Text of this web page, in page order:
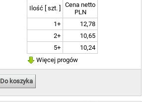
Ilość [ szt. ]
Cena netto
PLN
1+
12,78
2+
10,65
5+
10,24
Więcej progów
Do koszyka